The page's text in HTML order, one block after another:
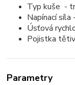
Typ kuše -
Napínací
Úsťová
Pojistka
Parametry